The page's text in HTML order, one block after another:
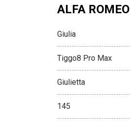
ALFA ROMEO
Giulia
Tiggo8 Pro Max
Giulietta
145